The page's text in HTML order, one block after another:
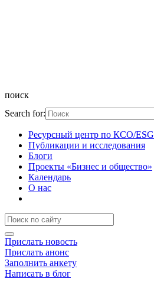
поиск
Search for:
Ресурсный центр по КСО/ESG
Публикации и исследования
Блоги
Проекты «Бизнес и общество»
Календарь
О нас
Прислать новость
Прислать анонс
Заполнить анкету
Написать в блог